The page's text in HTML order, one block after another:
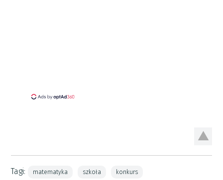
Tagi: matematyka szkoła konkurs